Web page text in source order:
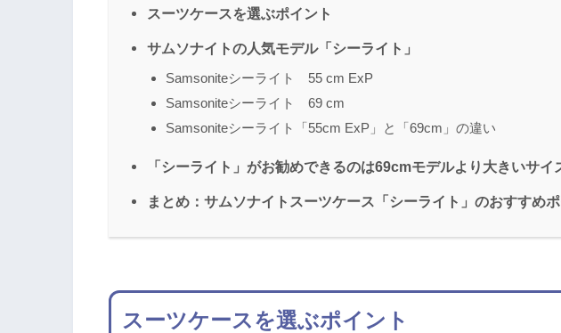
スーツケースを選ぶポイント
サムソナイトの人気モデル「シーライト」
Samsoniteシーライト 55 cm ExP
Samsoniteシーライト 69 cm
Samsoniteシーライト「55cm ExP」と「69cm」の違い
「シーライト」がお勧めできるのは69cmモデルより大きいサイ
まとめ：サムソナイトスーツケース「シーライト」のおすすめ
スーツケースを選ぶポイント